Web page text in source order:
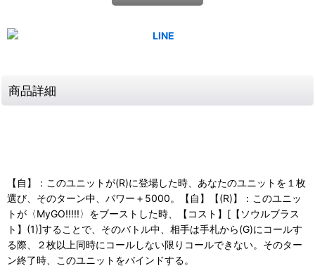
商品詳細
【自】：このユニットが(R)に登場した時、あなたのユニットを１枚
選び、そのターン中、パワー＋5000。【自】【(R)】：このユニッ
トが〈MyGO!!!!!〉をブーストした時、【コスト】[【ソウルブラス
ト】(1)]することで、そのバトル中、相手は手札から(G)にコールす
る際、２枚以上同時にコールしない限りコールできない。そのター
ン終了時、このユニットをバインドする。